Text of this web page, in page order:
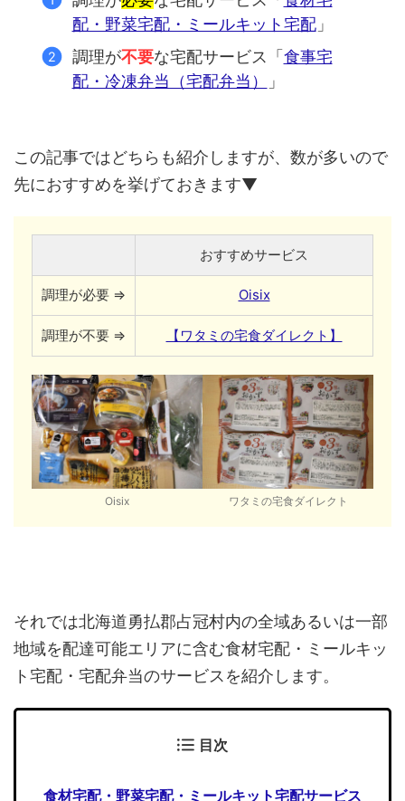
配・野菜宅配・ミールキット宅配」
調理が不要な宅配サービス「食事宅
配・冷凍弁当（宅配弁当）
」
この記事ではどちらも紹介しますが、数が多いので
先におすすめを挙げておきます▼
おすすめサービス
調理が必要 ⇒ Oisix
調理が不要 ⇒ 【ワタミの宅食ダイレクト】
Oisix ワタミの宅食ダイレクト
それでは北海道勇払郡占冠村内の全域あるいは一部
地域を配達可能エリアに含む食材宅配・ミールキッ
ト宅配・宅配弁当のサービスを紹介します。
目次
食材宅配・野菜宅配・ミールキット宅配サービス